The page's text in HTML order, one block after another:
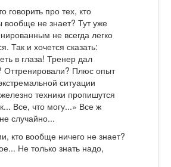
говорить про тех, кто
вообще не знает? Тут уже
не всегда легко
Так и хочется сказать:
в глаза! Тренер дал
Оттренировали? Плюс опыт
ситуации
техники пропишутся
Все, что могу...» Все ж
случайно...
кто вообще ничего не знает?
Не только знать надо,